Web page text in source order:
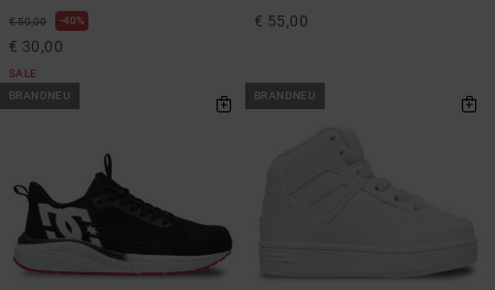
€ 50,00 40%
€ 30,00
SALE
€ 55,00
BRANDNEU BRANDNEU